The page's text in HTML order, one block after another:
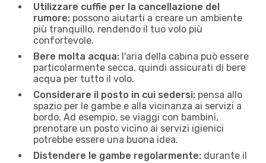
Utilizzare cuffie per la cancellazione del
rumore: possono aiutarti a creare un ambiente
più tranquillo, rendendo il tuo volo più
confortevole.
Bere molta acqua: l'aria della cabina può essere
particolarmente secca, quindi assicurati di bere
acqua per tutto il volo.
Considerare il posto in cui sedersi: pensa allo
spazio per le gambe e alla vicinanza ai servizi a
bordo. Ad esempio, se viaggi con bambini,
prenotare un posto vicino ai servizi igienici
potrebbe essere una buona idea.
Distendere le gambe regolarmente: durante il